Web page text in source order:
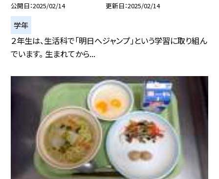
公開日 2025/02/14 更新日 2025/02/14
学年
２年生は、生活科で「明日へジャンプ」という学習に取り組ん
でいます。 生まれてから...